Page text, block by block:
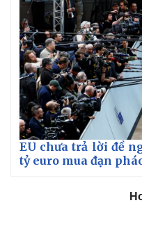
EU chưa trả lời đề
tỷ euro mua đạn